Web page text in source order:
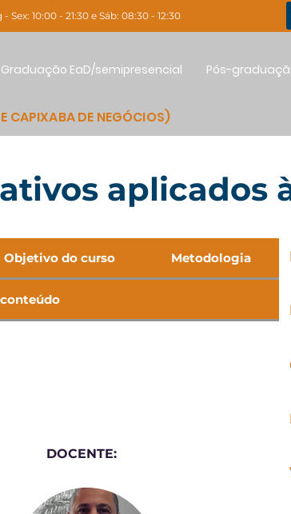
- Sex: 10:00 - 21:30 e Sáb: 08:30 - 12:30
Graduação EaD/semipresencial Pós-
CAPIXABA DE NEGÓCIOS)
aplicados
Objetivo do curso Metodologia
DOCENTE: